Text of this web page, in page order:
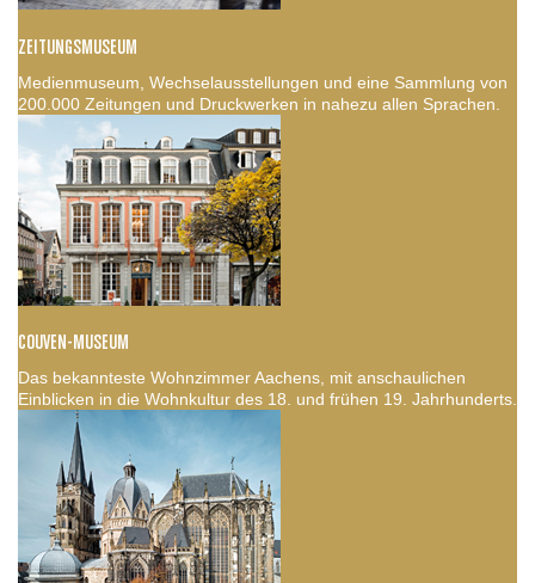
ZEITUNGSMUSEUM
Medienmuseum, Wechselausstellungen und eine Sammlung von
200.000 Zeitungen und Druckwerken in nahezu allen Sprachen.
COUVEN-MUSEUM
Das bekannteste Wohnzimmer Aachens, mit anschaulichen
Einblicken in die Wohnkultur des 18. und frühen 19. Jahrhunderts.